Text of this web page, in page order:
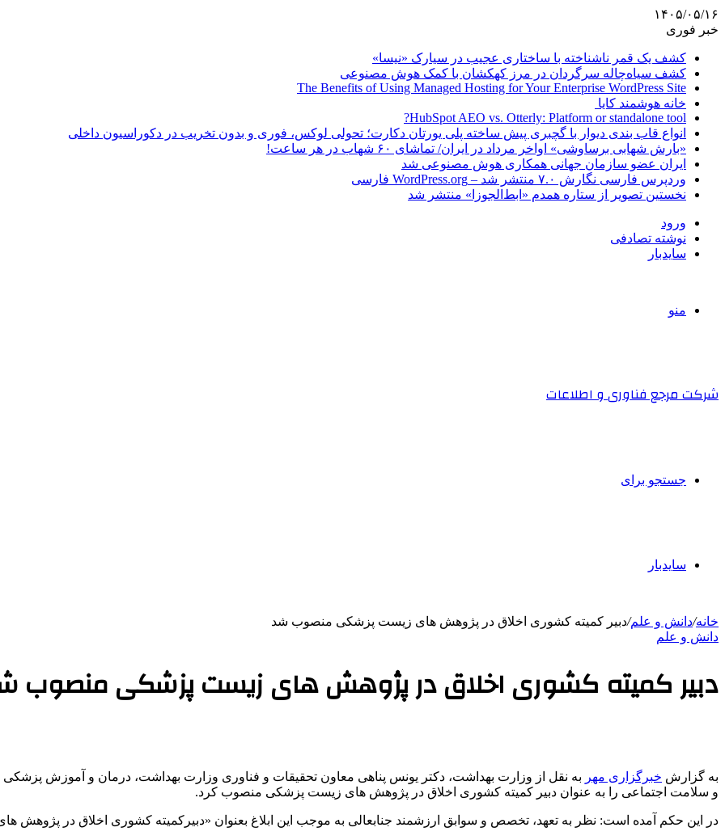
۱۴۰۵/۰۵/۱۶
خبر فوری
کشف یک قمر ناشناخته با ساختاری عجیب در سیارک «نیسا»
کشف سیاه‌چاله سرگردان در مرز کهکشان با کمک هوش مصنوعی
The Benefits of Using Managed Hosting for Your Enterprise WordPress Site
خانه هوشمند کایا
HubSpot AEO vs. Otterly: Platform or standalone tool?
انواع قاب بندی دیوار با گچبری پیش ساخته پلی یورتان دکارت؛ تحولی لوکس، فوری و بدون تخریب در دکوراسیون داخلی
«بارش شهابی برساوشی» اواخر مرداد در ایران/ تماشای ۶۰ شهاب در هر ساعت!
ایران عضو سازمان جهانی همکاری هوش مصنوعی شد
وردپرس فارسی نگارش ۷.۰ منتشر شد – WordPress.org فارسی
نخستین تصویر از ستاره همدم «ابط‌الجوزا» منتشر شد
ورود
نوشته تصادفی
سایدبار
منو
شرکت مرجع فناوری و اطلاعات
جستجو برای
سایدبار
خانه/دانش و علم/دبیر کمیته کشوری اخلاق در پژوهش های زیست پزشکی منصوب شد
دانش و علم
دبیر کمیته کشوری اخلاق در پژوهش های زیست پزشکی منصوب
به گزارش خبرگزاری مهر به نقل از وزارت بهداشت، دکتر یونس پناهی معاون تحقیقات و فناوری وزارت بهداشت، درمان و آموزش
و سلامت اجتماعی را به عنوان دبیر کمیته کشوری اخلاق در پژوهش های زیست پزشکی منصوب کرد.
در این حکم آمده است: نظر به تعهد، تخصص و سوابق ارزشمند جنابعالی به موجب این ابلاغ بعنوان «دبیرکمیته کشوری اخلاق در